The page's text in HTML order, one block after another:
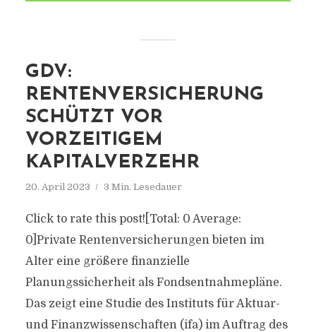
GDV:
RENTENVERSICHERUNG
SCHÜTZT VOR
VORZEITIGEM
KAPITALVERZEHR
20. April 2023 3 Min. Lesedauer
Click to rate this post![Total: 0 Average:
0]Private Rentenversicherungen bieten im
Alter eine größere finanzielle
Planungssicherheit als Fondsentnahmepläne.
Das zeigt eine Studie des Instituts für Aktuar-
und Finanzwissenschaften (ifa) im Auftrag des